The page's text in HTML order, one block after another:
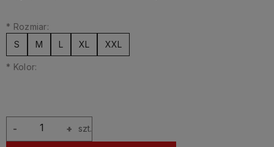
* Rozmiar:
S
M L XL XXL
* Kolor:
+
- szt.